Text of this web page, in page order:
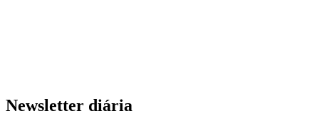
Newsletter diária